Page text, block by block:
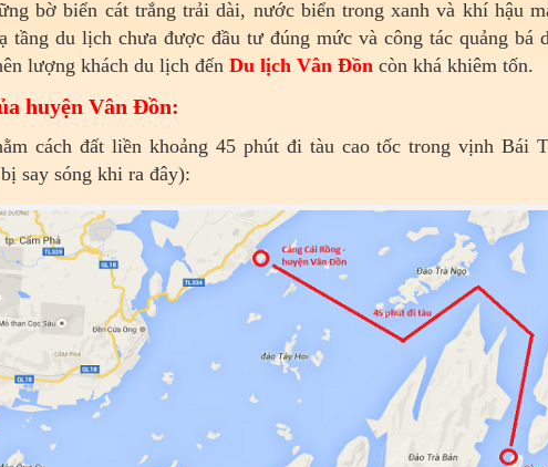
bờ biển cát trắng trải dài, nước biển trong xanh và khí hậu
tầng du lịch chưa được đầu tư đúng mức và công tác quảng bá
lượng khách du lịch đến Du lịch Vân Đồn còn khá khiêm tốn.
huyện Vân Đồn:
cách đất liền khoảng 45 phút đi tàu cao tốc trong vịnh Bái
say sóng khi ra đây):